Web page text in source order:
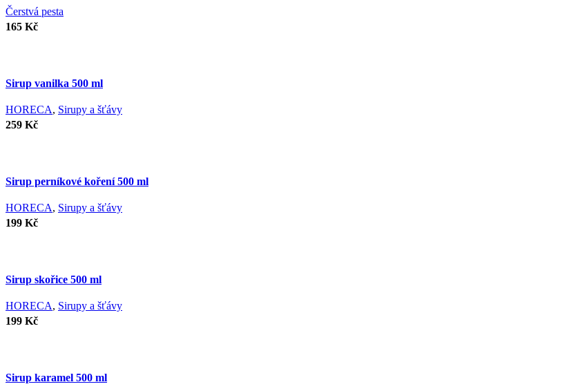
Čerstvá pesta
165 Kč
Sirup vanilka 500 ml
HORECA, Sirupy a šťávy
259 Kč
Sirup perníkové koření 500 ml
HORECA, Sirupy a šťávy
199 Kč
Sirup skořice 500 ml
HORECA, Sirupy a šťávy
199 Kč
Sirup karamel 500 ml